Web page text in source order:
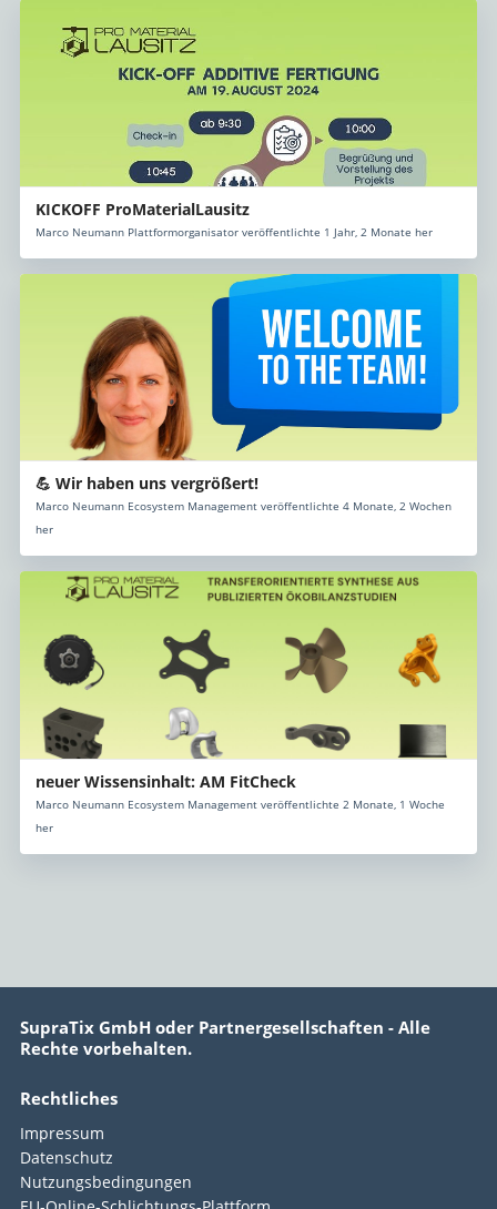
KICKOFF ProMaterialLausitz
Marco Neumann Plattformorganisator veröffentlichte 1 Jahr, 2 Monate her
💪 Wir haben uns vergrößert!
Marco Neumann Ecosystem Management veröffentlichte 4 Monate, 2 Wochen
her
neuer Wissensinhalt: AM FitCheck
Marco Neumann Ecosystem Management veröffentlichte 2 Monate, 1 Woche
her
SupraTix GmbH oder Partnergesellschaften - Alle
Rechte vorbehalten.
Rechtliches
Impressum
Datenschutz
Nutzungsbedingungen